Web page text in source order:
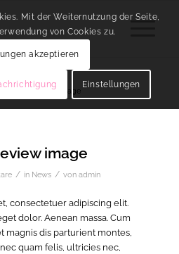
without preview image
image
/ in News / von admin
consectetuer adipiscing elit.
dolor. Aenean massa. Cum
magnis dis parturient montes,
quam felis, ultricies nec,
Mit der Weiternutzung der Seite,
von Cookies zu.
akzeptieren
Einstellungen